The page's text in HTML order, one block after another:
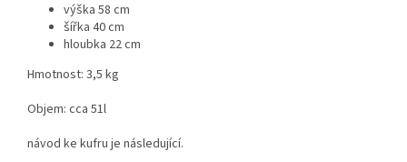
výška 58 cm
šířka 40 cm
hloubka 22 cm
Hmotnost: 3,5 kg
Objem: cca 51l
návod ke kufru je následující.